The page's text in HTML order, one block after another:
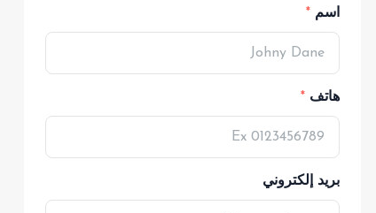
اسم
هاتف
بريد إلكتروني